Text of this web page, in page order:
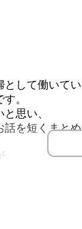
して働いてい
。
思い、
話を短くまと